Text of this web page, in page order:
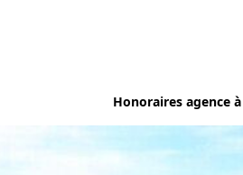
Honoraires agence